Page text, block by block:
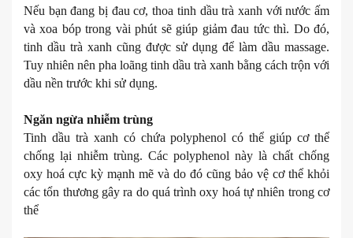
Nếu bạn đang bị đau cơ, thoa tinh dầu trà xanh với nước ấm
và xoa bóp trong vài phút sẽ giúp giảm đau tức thì. Do đó,
tinh dầu trà xanh cũng được sử dụng để làm dầu massage.
Tuy nhiên nên pha loãng tinh dầu trà xanh bằng cách trộn với
dầu nền trước khi sử dụng.
Ngăn ngừa nhiễm trùng
Tinh dầu trà xanh có chứa polyphenol có thể giúp cơ thể
chống lại nhiễm trùng. Các polyphenol này là chất chống
oxy hoá cực kỳ mạnh mẽ và do đó cũng bảo vệ cơ thể khỏi
các tổn thương gây ra do quá trình oxy hoá tự nhiên trong cơ
thể